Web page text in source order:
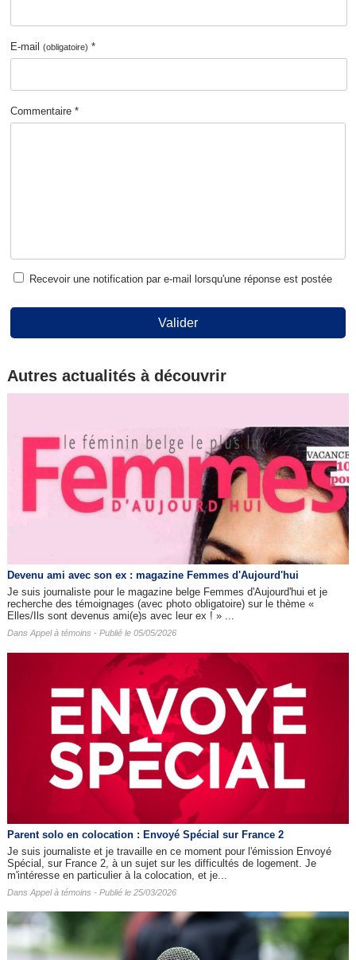
E-mail(obligatoire) *
Commentaire *
Recevoir une notification par e-mail lorsqu'une réponse est postée
Valider
Autres actualités à découvrir
Devenu ami avec son ex : magazine Femmes d'Aujourd'hui
Je suis journaliste pour le magazine belge Femmes d'Aujourd'hui et je
recherche des témoignages (avec photo obligatoire) sur le thème «
Elles/Ils sont devenus ami(e)s avec leur ex ! » ...
Dans Appel à témoins - Publié le 05/05/2026
Parent solo en colocation : Envoyé Spécial sur France 2
Je suis journaliste et je travaille en ce moment pour l'émission Envoyé
Spécial, sur France 2, à un sujet sur les difficultés de logement. Je
m'intéresse en particulier à la colocation, et je...
Dans Appel à témoins - Publié le 25/03/2026